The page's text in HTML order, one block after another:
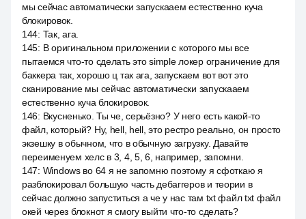
мы сейчас автоматически запускааем естественно куча
блокировок.
144: Так, ага.
145: В оригинальном приложении с которого мы все
пытаемся что-то сделать это simple локер ограничение для
баккера так, хорошо ц так ага, запускаем вот вот это
сканирование мы сейчас автоматически запускааем
естественно куча блокировок.
146: Вкусненько. Ты че, серьёзно? У него есть какой-то
файл, который? Ну, hell, hell, это рестро реально, он просто
экзешку в обычном, что в обычную загрузку. Давайте
переименуем хелс в 3, 4, 5, 6, например, запомни.
147: Windows во 64 я не запомню поэтому я сфоткаю я
разблокировал большую часть дебаггеров и теории в
сейчас должно запуститься а че у нас там txt файл txt файл
окей через блокнот я смогу выйти что-то сделать?